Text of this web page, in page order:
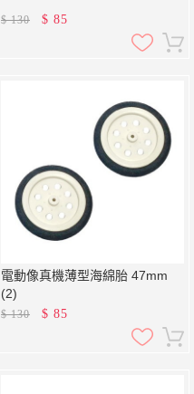
$130 $ 85
電動像真機薄型海綿胎 47mm
(2)
$130 $ 85